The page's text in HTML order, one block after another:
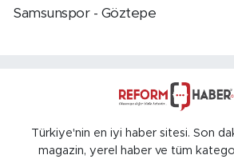
Samsunspor - Göztepe
Türkiye'nin en iyi haber sitesi. Son
magazin, yerel haber ve tüm